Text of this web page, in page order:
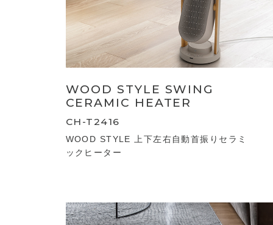
WOOD STYLE SWING
CERAMIC HEATER
CH-T2416
WOOD STYLE 上下左右自動首振りセラミ
ックヒーター